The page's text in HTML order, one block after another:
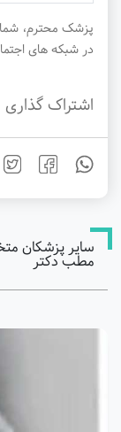
پزشک محترم، شما
در شبکه های
اشتراک گذاری
سایر پزشکان
مطب دکتر